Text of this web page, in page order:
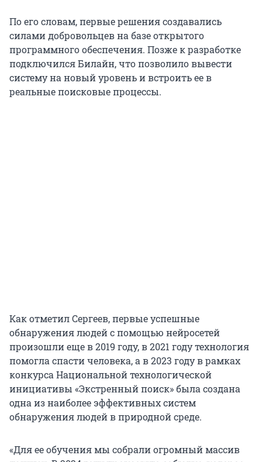
По его словам, первые решения создавались
силами добровольцев на базе открытого
программного обеспечения. Позже к разработке
подключился Билайн, что позволило вывести
систему на новый уровень и встроить ее в
реальные поисковые процессы.
Как отметил Сергеев, первые успешные
обнаружения людей с помощью нейросетей
произошли еще в 2019 году, в 2021 году технология
помогла спасти человека, а в 2023 году в рамках
конкурса Национальной технологической
инициативы «Экстренный поиск» была создана
одна из наиболее эффективных систем
обнаружения людей в природной среде.
«Для ее обучения мы собрали огромный массив